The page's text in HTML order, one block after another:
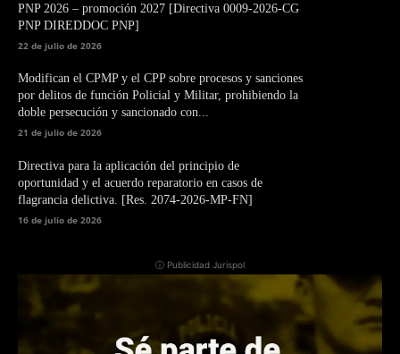
PNP 2026 – promoción 2027 [Directiva 0009-2026-CG
PNP DIREDDOC PNP]
22 de julio de 2026
Modifican el CPMP y el CPP sobre procesos y sanciones
por delitos de función Policial y Militar, prohibiendo la
doble persecución y sancionado con...
21 de julio de 2026
Directiva para la aplicación del principio de
oportunidad y el acuerdo reparatorio en casos de
flagrancia delictiva. [Res. 2074-2026-MP-FN]
16 de julio de 2026
ⓘ Publicidad Jurispol